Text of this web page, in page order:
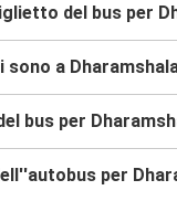
del bus per
a
bus per
per